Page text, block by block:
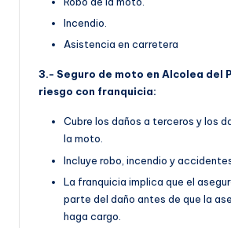
Incendio.
Asistencia en carretera
3.- Seguro de moto en Alcolea del
riesgo con franquicia:
Cubre los daños a terceros y los
la moto.
Incluye robo, incendio y
La franquicia implica que el
parte del daño antes de que la
haga cargo.